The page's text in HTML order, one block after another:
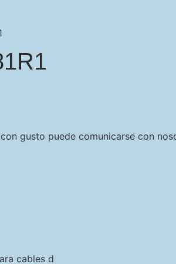
gusto puede comunicarse con
cables d